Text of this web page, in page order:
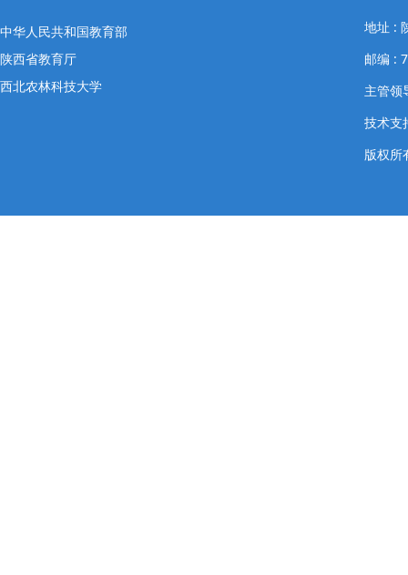
中华人民共和国教育部
陕西省教育厅
西北农林科技大学
地址 :
邮编 :
主管
技术支
版权